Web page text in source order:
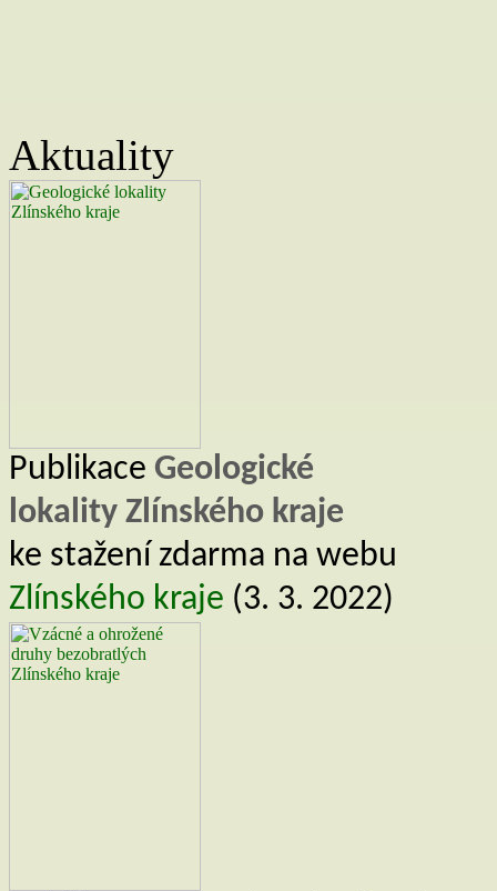
Aktuality
Publikace Geologické
lokality Zlínského kraje
ke stažení zdarma na webu
Zlínského kraje (3. 3. 2022)